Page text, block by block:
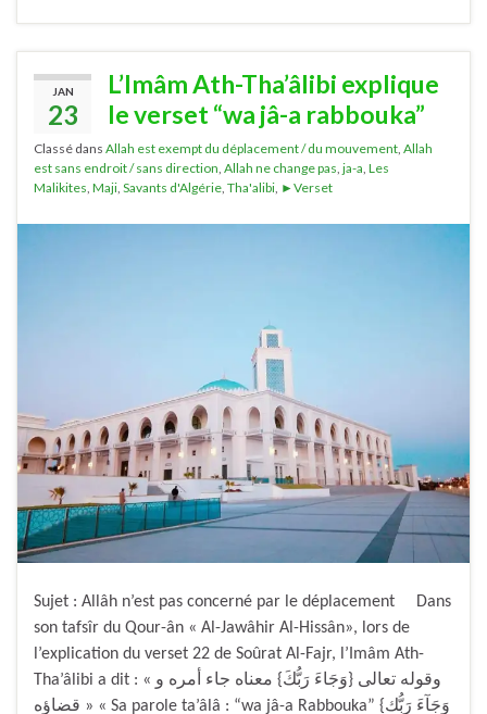
JAN
23
L’Imâm Ath-Tha’âlibi explique
le verset “wa jâ-a rabbouka”
Classé dans Allah est exempt du déplacement / du mouvement Allah
est sans endroit / sans direction Allah ne change pas ja-a Les
Malikites Maji Savants d'Algérie Tha'alibi ►Verset
Sujet : Allâh n’est pas concerné par le déplacement Dans
son tafsîr du Qour-ân « Al-Jawâhir Al-Hissân», lors de
l’explication du verset 22 de Soûrat Al-Fajr, l’Imâm Ath-
Tha’âlibi a dit : « وقوله تعالى {وَجَاءَ رَبُّكَ} معناه جاء أمره و
قضاؤه » « Sa parole ta’âlâ : “wa jâ-a Rabbouka” {وَجَآءَ رَبُّك